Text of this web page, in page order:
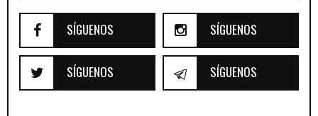
SÍGUENOS SÍGUENOS
SÍGUENOS SÍGUENOS